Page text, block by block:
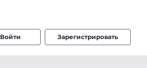
Войти Зарегистрировать